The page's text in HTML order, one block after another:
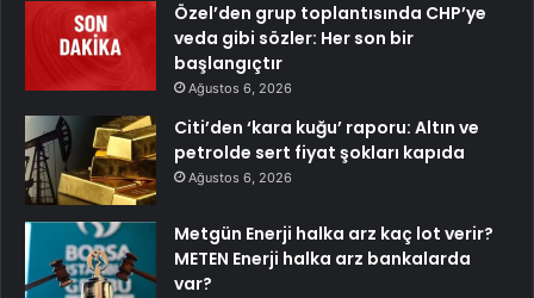
Özel’den grup toplantısında CHP’ye
veda gibi sözler: Her son bir
başlangıçtır
Ağustos 6, 2026
Citi’den ‘kara kuğu’ raporu: Altın ve
petrolde sert fiyat şokları kapıda
Ağustos 6, 2026
Metgün Enerji halka arz kaç lot verir?
METEN Enerji halka arz bankalarda
var?